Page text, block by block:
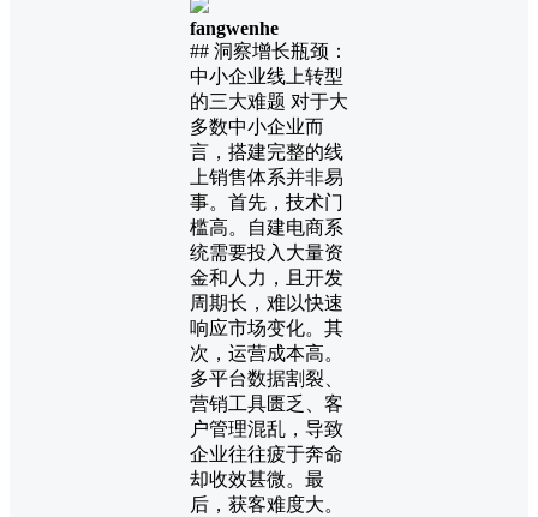
fangwenhe
## 洞察增长瓶颈：
中小企业线上转型
的三大难题 对于大
多数中小企业而
言，搭建完整的线
上销售体系并非易
事。首先，技术门
槛高。自建电商系
统需要投入大量资
金和人力，且开发
周期长，难以快速
响应市场变化。其
次，运营成本高。
多平台数据割裂、
营销工具匮乏、客
户管理混乱，导致
企业往往疲于奔命
却收效甚微。最
后，获客难度大。